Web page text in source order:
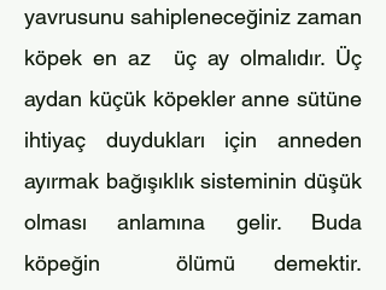
yavrusunu sahipleneceğiniz zaman
köpek en az üç ay olmalıdır. Üç
aydan küçük köpekler anne sütüne
ihtiyaç duydukları için anneden
ayırmak bağışıklık sisteminin düşük
olması anlamına gelir. Buda
köpeğin
ölümü demektir.